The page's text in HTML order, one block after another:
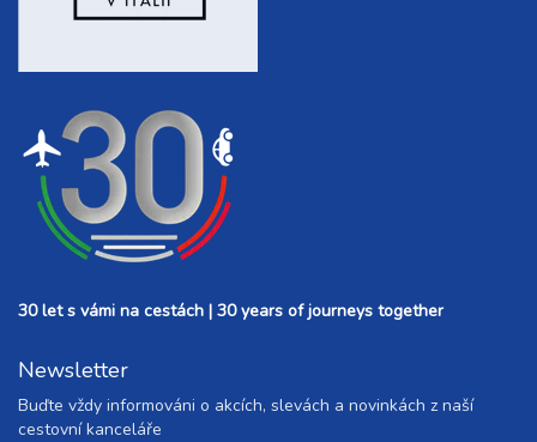
30 let s vámi na cestách | 30 years of journeys together
Newsletter
Buďte vždy informováni o akcích, slevách a novinkách z naší
cestovní kanceláře